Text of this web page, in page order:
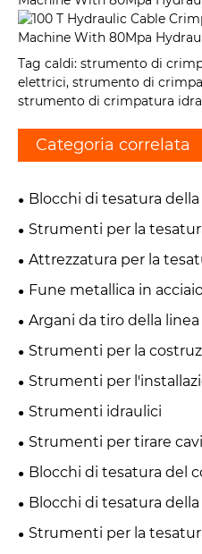
Tag caldi: strumento di
elettrici, strumento di
strumento di crimpatura
Categoria correlata
Blocchi di tesatura
Strumenti per la
trasmissione
Attrezzatura per la
Fune metallica in
Argani da tiro della
Strumenti per la
Strumenti per
Strumenti idraulici
Strumenti per tirare
Blocchi di tesatura del
Blocchi di tesatura
Strumenti per la